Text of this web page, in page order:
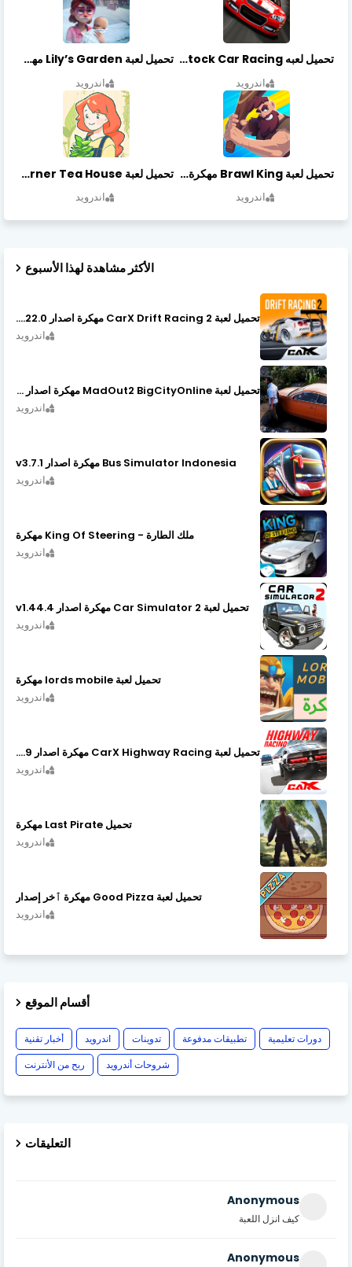
تحميل لعبه Stock Car Racing مهكرة أخر إصدار
اندرويد
تحميل لعبة Lily’s Garden مهكرة أخر إصدار
اندرويد
تحميل لعبة Brawl King مهكرة أخر إصدار
اندرويد
تحميل لعبة Little Corner Tea House مهكرة أخر إصدار
اندرويد
الأكثر مشاهدة لهذا الأسبوع
تحميل لعبة CarX Drift Racing 2 مهكرة اصدار v1.22.0
اندرويد
تحميل لعبة MadOut2 BigCityOnline مهكرة اصدار v10.48
اندرويد
Bus Simulator Indonesia مهكرة اصدار v3.7.1
اندرويد
ملك الطارة - King Of Steering مهكرة
اندرويد
تحميل لعبة Car Simulator 2 مهكرة اصدار v1.44.4
اندرويد
تحميل لعبة lords mobile مهكرة
اندرويد
تحميل لعبة CarX Highway Racing مهكرة اصدار v1.74.9
اندرويد
تحميل Last Pirate مهكرة
اندرويد
تحميل لعبة Good Pizza مهكرة ٱخر إصدار
اندرويد
أقسام الموقع
أخبار تقنية اندرويد تدوينات تطبيقات مدفوعة
دورات تعليمية
ربح من الأنترنت
شروحات أندرويد
التعليقات
Anonymous
كيف انزل اللعبة
Anonymous